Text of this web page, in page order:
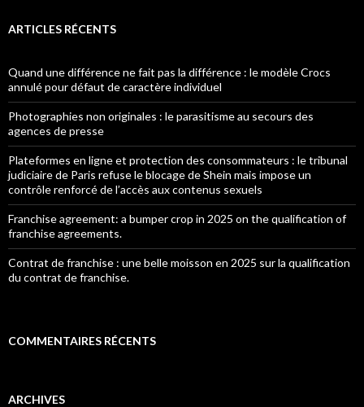
ARTICLES RÉCENTS
Quand une différence ne fait pas la différence : le modèle Crocs
annulé pour défaut de caractère individuel
Photographies non originales : le parasitisme au secours des
agences de presse
Plateformes en ligne et protection des consommateurs : le tribunal
judiciaire de Paris refuse le blocage de Shein mais impose un
contrôle renforcé de l’accès aux contenus sexuels
Franchise agreement: a bumper crop in 2025 on the qualification of
franchise agreements.
Contrat de franchise : une belle moisson en 2025 sur la qualification
du contrat de franchise.
COMMENTAIRES RÉCENTS
ARCHIVES